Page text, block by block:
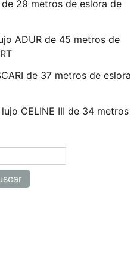
29 metros de eslora de
ADUR de 45 metros de
de 37 metros de eslora
CELINE III de 34 metros